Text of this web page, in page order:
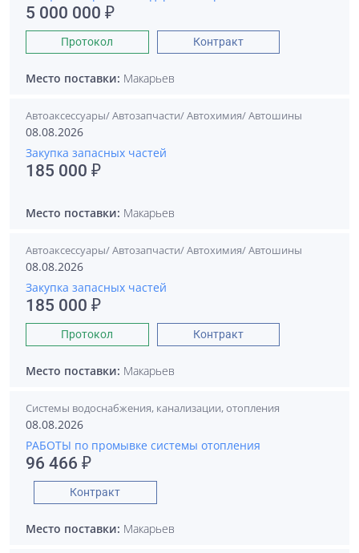
5 000 000 ₽
Протокол Контракт
Место поставки: Макарьев
Автоаксессуары/ Автозапчасти/ Автохимия/ Автошины
08.08.2026
Закупка запасных частей
185 000 ₽
Место поставки: Макарьев
Автоаксессуары/ Автозапчасти/ Автохимия/ Автошины
08.08.2026
Закупка запасных частей
185 000 ₽
Протокол Контракт
Место поставки: Макарьев
Системы водоснабжения, канализации, отопления
08.08.2026
РАБОТЫ по промывке системы отопления
96 466 ₽
Контракт
Место поставки: Макарьев